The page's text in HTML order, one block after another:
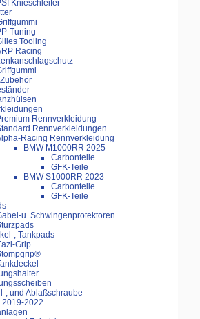
Knieschleifer
Tuning
Tooling
Racing
Rennverkleidung
Rennverkleidungen
Racing Rennverkleidung
BMW M1000RR 2025-
Carbonteile
GFK-Teile
BMW S1000RR 2023-
Carbonteile
GFK-Teile
u. Schwingenprotektoren
, Tankpads
Grip
, und Ablaßschraube
2019-2022